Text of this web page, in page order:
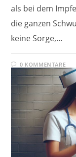
als bei dem
die ganzen
keine Sorge,…
0 KOMMENTARE